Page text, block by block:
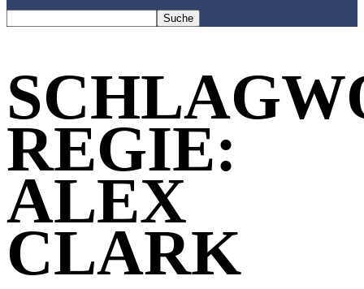
REGIE:
ALEX
CLARK